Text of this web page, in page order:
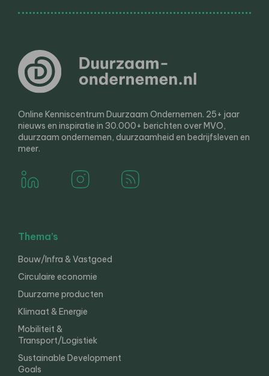
Online Kenniscentrum Duurzaam Ondernemen. 25+ jaar
nieuws en inspiratie in 30.000+ berichten over MVO,
duurzaam ondernemen, duurzaamheid en bedrijfsleven en
meer.
Thema’s
Bouw/Infra & Vastgoed
Circulaire economie
Duurzame producten
Klimaat & Energie
Mobiliteit &
Transport/Logistiek
Sustainable Development
Goals